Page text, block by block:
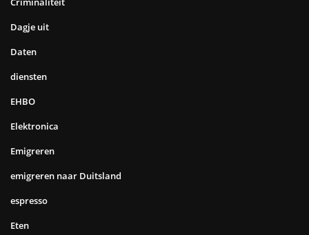
Dagje uit
Daten
diensten
EHBO
Elektronica
Emigreren
emigreren naar Duitsland
espresso
Eten